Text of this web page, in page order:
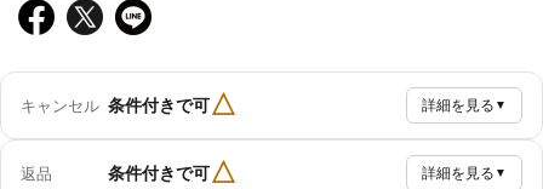
キャンセル 条件付きで可△ 詳細を見る ▼
返品 条件付きで可△ 詳細を見る ▼